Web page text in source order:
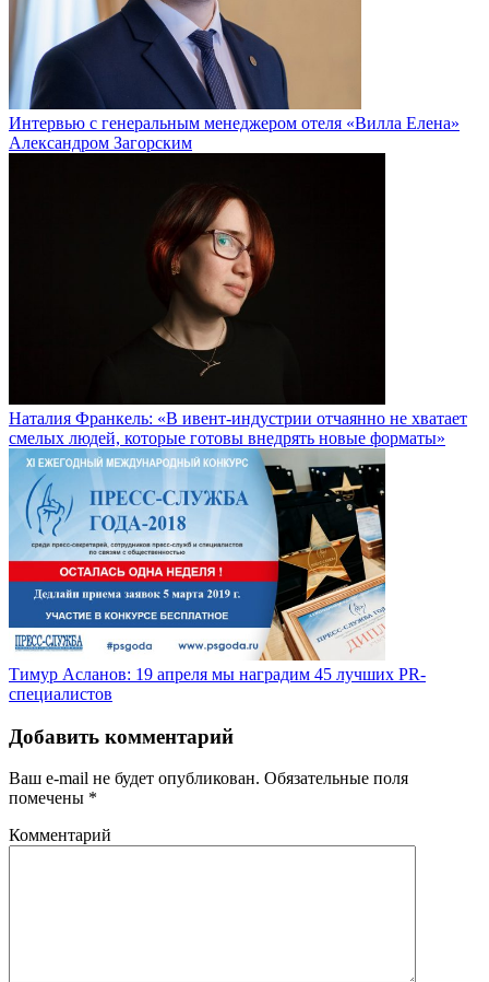
Интервью с генеральным менеджером отеля «Вилла Елена»
Александром Загорским
Наталия Франкель: «В ивент-индустрии отчаянно не хватает
смелых людей, которые готовы внедрять новые форматы»
Тимур Асланов: 19 апреля мы наградим 45 лучших PR-
специалистов
Добавить комментарий
Ваш e-mail не будет опубликован. Обязательные поля
помечены *
Комментарий